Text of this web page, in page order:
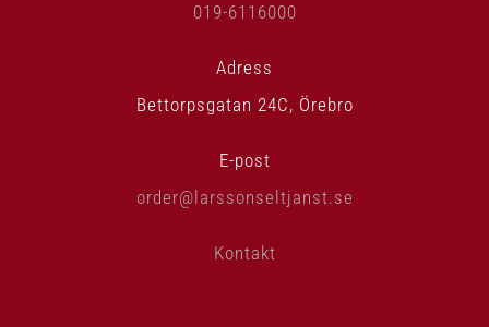
019-6116000
Adress
Bettorpsgatan 24C, Örebro
E-post
order@larssonseltjanst.se
Kontakt